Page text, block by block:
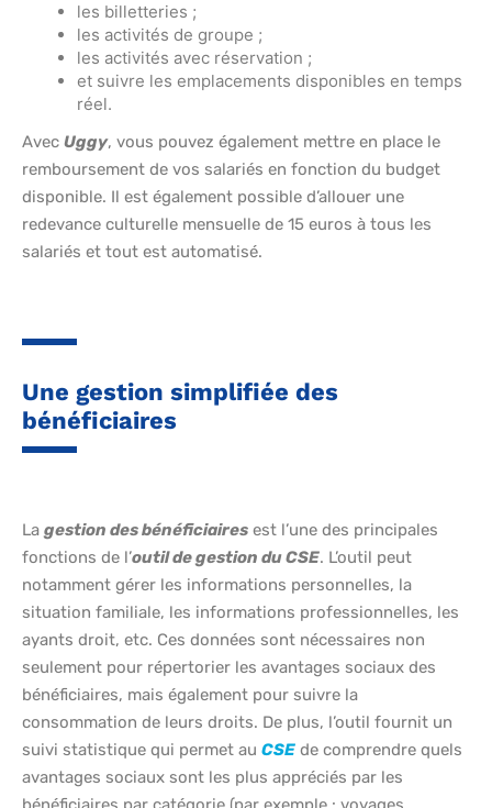
les billetteries ;
les activités de groupe ;
les activités avec réservation ;
et suivre les emplacements disponibles en temps
réel.
Avec Uggy, vous pouvez également mettre en place le
remboursement de vos salariés en fonction du budget
disponible. Il est également possible d’allouer une
redevance culturelle mensuelle de 15 euros à tous les
salariés et tout est automatisé.
Une gestion simplifiée des
bénéficiaires
La gestion des bénéficiaires est l’une des principales
fonctions de l’outil de gestion du CSE. L’outil peut
notamment gérer les informations personnelles, la
situation familiale, les informations professionnelles, les
ayants droit, etc. Ces données sont nécessaires non
seulement pour répertorier les avantages sociaux des
bénéficiaires, mais également pour suivre la
consommation de leurs droits. De plus, l’outil fournit un
suivi statistique qui permet au CSE de comprendre quels
avantages sociaux sont les plus appréciés par les